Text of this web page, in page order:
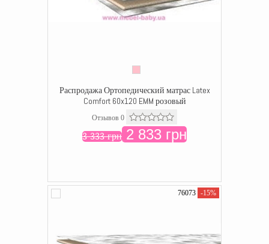
Распродажа Ортопедический матрас Latex
Comfort 60x120 EMM розовый
Отзывов 0
3 333 грн 2 833 грн
76073 -15%